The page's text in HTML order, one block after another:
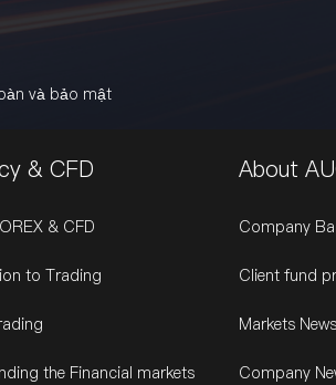
và bảo mật
& CFD
& CFD
to Trading
the Financial markets
About
Company
Client fund
Markets News
Company